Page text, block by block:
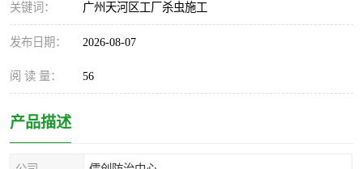
关键词： 广州天河区工厂杀虫施工
发布日期： 2026-08-07
阅 读 量： 56
产品描述